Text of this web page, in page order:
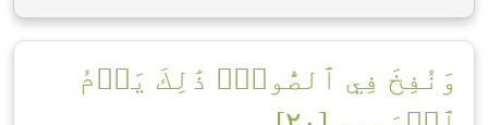
وَنُفِخَ فِي ٱلصُّورِۚ ذَٰلِكَ يَوۡمُ